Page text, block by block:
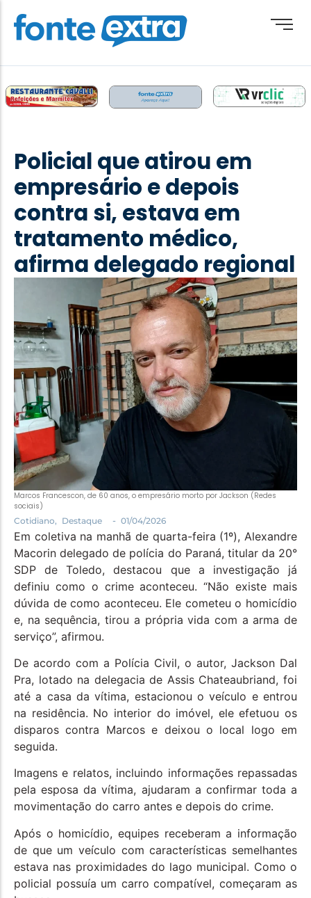
Destaque
Esporte
Geral
Obituário
Paraguai
Política
Santa Helena e Região
Saúde e Bem-Estar
Policial que atirou em
empresário e depois
contra si, estava em
tratamento médico,
afirma delegado regional
Marcos Francescon, de 60 anos, o empresário morto por Jackson (Redes
sociais)
Cotidiano, Destaque - 01/04/2026
Em coletiva na manhã de quarta-feira (1º), Alexandre
Macorin delegado de polícia do Paraná, titular da 20°
SDP de Toledo, destacou que a investigação já
definiu como o crime aconteceu. “Não existe mais
dúvida de como aconteceu. Ele cometeu o homicídio
e, na sequência, tirou a própria vida com a arma de
serviço”, afirmou.
De acordo com a Polícia Civil, o autor, Jackson Dal
Pra, lotado na delegacia de Assis Chateaubriand, foi
até a casa da vítima, estacionou o veículo e entrou
na residência. No interior do imóvel, ele efetuou os
disparos contra Marcos e deixou o local logo em
seguida.
Imagens e relatos, incluindo informações repassadas
pela esposa da vítima, ajudaram a confirmar toda a
movimentação do carro antes e depois do crime.
Após o homicídio, equipes receberam a informação
de que um veículo com características semelhantes
estava nas proximidades do lago municipal. Como o
policial possuía um carro compatível, começaram as